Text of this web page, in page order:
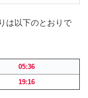
は以下のとおりで
05:36
19:16